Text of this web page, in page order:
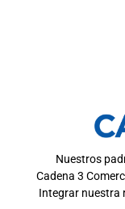
Nuestros
Cadena 3
Integrar nuestra